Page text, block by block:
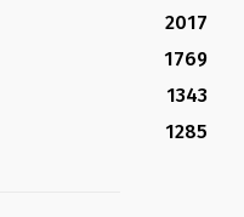
2017
1769
1343
1285